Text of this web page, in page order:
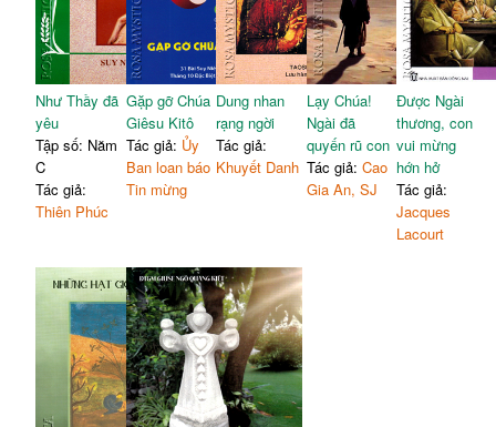
Như Thầy đã
yêu
Tập số: Năm
C
Tác giả:
Thiên Phúc
Gặp gỡ Chúa
Giêsu Kitô
Tác giả: Ủy
Ban loan báo
Tin mừng
Dung nhan
rạng ngời
Tác giả:
Khuyết Danh
Lạy Chúa!
Ngài đã
quyến rũ con
Tác giả: Cao
Gia An, SJ
Được Ngài
thương, con
vui mừng
hớn hở
Tác giả:
Jacques
Lacourt